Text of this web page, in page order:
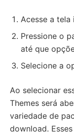
Acesse a tela
Pressione o
até que
Selecione a
Ao selecionar
Themes será
variedade de
download.